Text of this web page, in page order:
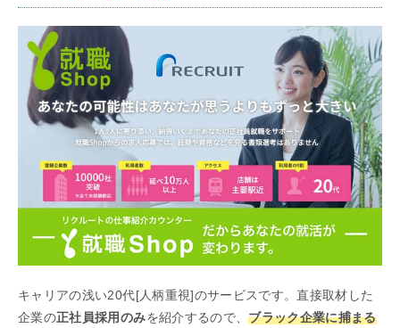
キャリアの浅い20代[人柄重視]のサービスです。直接取材した
企業の正社員採用のみを紹介するので、ブラック企業に捕まる